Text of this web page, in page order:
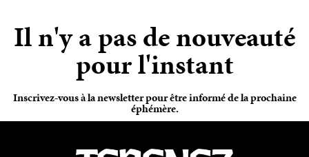
Il n'y a pas de nouveauté
pour l'instant
Inscrivez-vous à la newsletter pour être informé de la prochaine
éphémère.